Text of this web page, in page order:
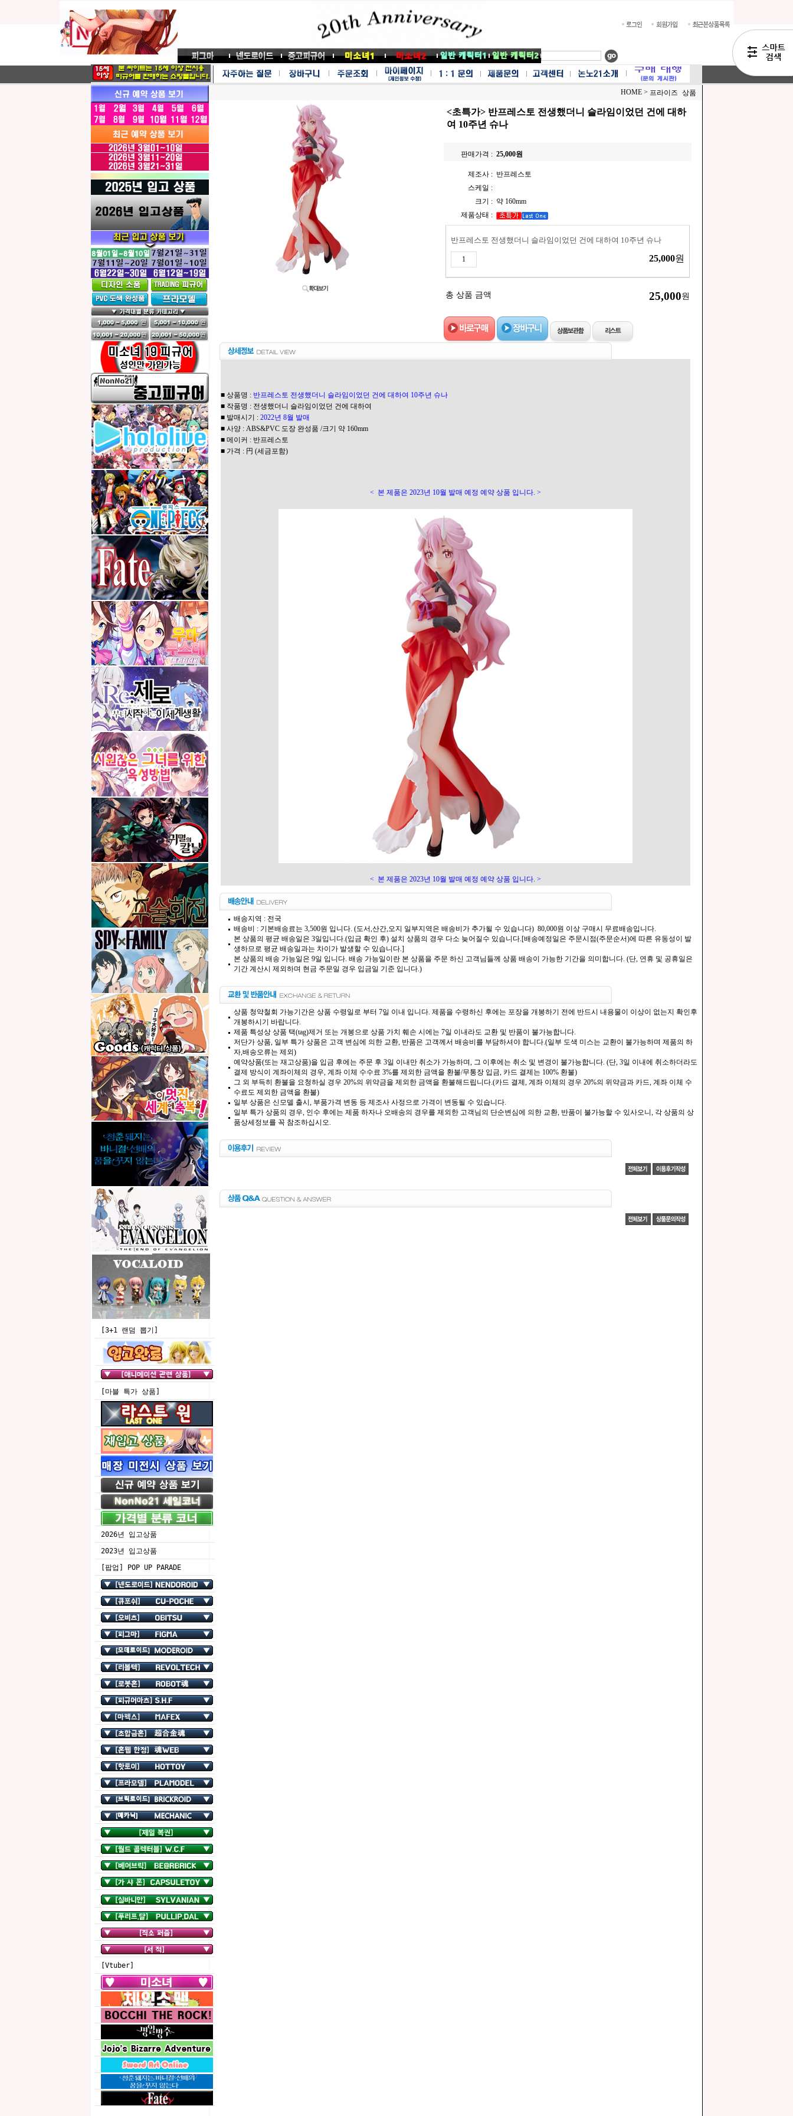
[3+1 랜덤 뽑기]
[마블 특가 상품]
2026년 입고상품
2023년 입고상품
[팝업] POP UP PARADE
[Vtuber]
HOME > 프라이즈 상품
<초특가> 반프레스토 전생했더니 슬라임이었던 건에 대하
여 10주년 슈나
판매가격 : 25,000원
제조사 : 반프레스토
스케일 :
크기 : 약 160mm
제품상태 :
반프레스토 전생했더니 슬라임이었던 건에 대하여 10주년 슈나
25,000원
총 상품 금액 25,000원
■ 상품명 : 반프레스토 전생했더니 슬라임이었던 건에 대하여 10주년 슈나
■ 작품명 : 전생했더니 슬라임이었던 건에 대하여
■ 발매시기 : 2022년 8월 발매
■ 사양 : ABS&PVC 도장 완성품 /크기 약 160mm
■ 메이커 : 반프레스토
■ 가격 : 円 (세금포함)
< 본 제품은 2023년 10월 발매 예정 예약 상품 입니다. >
< 본 제품은 2023년 10월 발매 예정 예약 상품 입니다. >
배송지역 : 전국
배송비 : 기본배송료는 3,500원 입니다. (도서,산간,오지 일부지역은 배송비가 추가될 수 있습니다) 80,000원 이상 구매시 무료배송입니다.
본 상품의 평균 배송일은 3일입니다.(입금 확인 후) 설치 상품의 경우 다소 늦어질수 있습니다.[배송예정일은 주문시점(주문순서)에 따른 유동성이 발
생하므로 평균 배송일과는 차이가 발생할 수 있습니다.]
본 상품의 배송 가능일은 9일 입니다. 배송 가능일이란 본 상품을 주문 하신 고객님들께 상품 배송이 가능한 기간을 의미합니다. (단, 연휴 및 공휴일은
기간 계산시 제외하며 현금 주문일 경우 입금일 기준 입니다.)
상품 청약철회 가능기간은 상품 수령일로 부터 7일 이내 입니다. 제품을 수령하신 후에는 포장을 개봉하기 전에 반드시 내용물이 이상이 없는지 확인후
개봉하시기 바랍니다.
제품 특성상 상품 택(tag)제거 또는 개봉으로 상품 가치 훼손 시에는 7일 이내라도 교환 및 반품이 불가능합니다.
저단가 상품, 일부 특가 상품은 고객 변심에 의한 교환, 반품은 고객께서 배송비를 부담하셔야 합니다.(일부 도색 미스는 교환이 불가능하며 제품의 하
자,배송오류는 제외)
예약상품(또는 재고상품)을 입금 후에는 주문 후 3일 이내만 취소가 가능하며, 그 이후에는 취소 및 변경이 불가능합니다. (단, 3일 이내에 취소하더라도
결제 방식이 계좌이체의 경우, 계좌 이체 수수료 3%를 제외한 금액을 환불/무통장 입금, 카드 결제는 100% 환불)
그 외 부득히 환불을 요청하실 경우 20%의 위약금을 제외한 금액을 환불해드립니다.(카드 결제, 계좌 이체의 경우 20%의 위약금과 카드, 계좌 이체 수
수료도 제외한 금액을 환불)
일부 상품은 신모델 출시, 부품가격 변동 등 제조사 사정으로 가격이 변동될 수 있습니다.
일부 특가 상품의 경우, 인수 후에는 제품 하자나 오배송의 경우를 제외한 고객님의 단순변심에 의한 교환, 반품이 불가능할 수 있사오니, 각 상품의 상
품상세정보를 꼭 참조하십시오.